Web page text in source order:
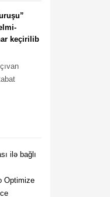
keçirilib
ilə bağlı
Optimize